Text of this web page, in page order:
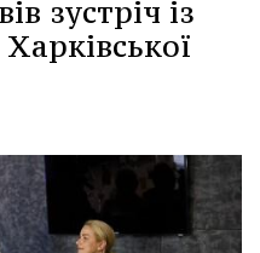
зустріч із